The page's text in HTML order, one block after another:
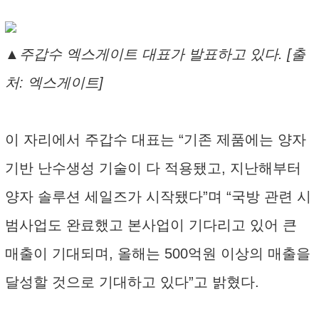
▲주갑수 엑스게이트 대표가 발표하고 있다. [출
처: 엑스게이트]
이 자리에서 주갑수 대표는 “기존 제품에는 양자
기반 난수생성 기술이 다 적용됐고, 지난해부터
양자 솔루션 세일즈가 시작됐다”며 “국방 관련 시
범사업도 완료했고 본사업이 기다리고 있어 큰
매출이 기대되며, 올해는 500억원 이상의 매출을
달성할 것으로 기대하고 있다”고 밝혔다.